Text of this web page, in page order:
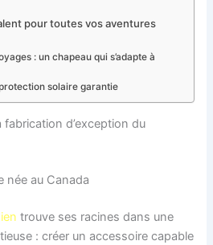
pour toutes vos aventures
: un chapeau qui s’adapte à
solaire garantie
fabrication d’exception du
née au Canada
trouve ses racines dans une
: créer un accessoire capable